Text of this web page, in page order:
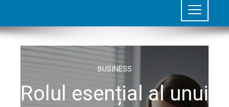
BUSINESS
Rolul esențial al unui